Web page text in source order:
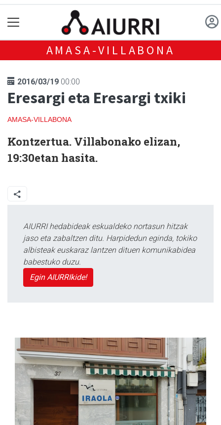
AMASA-VILLABONA
2016/03/19 00:00
Eresargi eta Eresargi txiki
AMASA-VILLABONA
Kontzertua. Villabonako elizan,
19:30etan hasita.
AIURRI hedabideak eskualdeko nortasun hitzak
jaso eta zabaltzen ditu. Harpidedun eginda, tokiko
albisteak euskaraz lantzen dituen komunikabidea
babestuko duzu.
Egin AIURRIkide!